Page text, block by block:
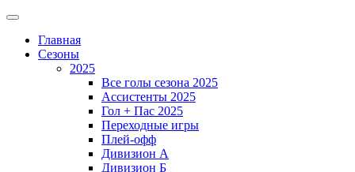
Главная
Сезоны
2025
Все голы сезона 2025
Ассистенты 2025
Гол + Пас 2025
Переходные игры
Плей-офф
Дивизион A
Дивизион Б